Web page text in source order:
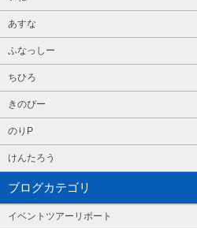
あすな
ふなっしー
ちひろ
きのぴー
のりP
けんたろう
ブログカテゴリ
イベントツアーリポート